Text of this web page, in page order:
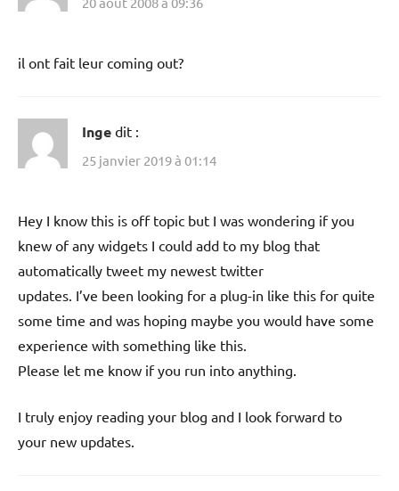
il ont fait leur coming out?
Inge dit :
25 janvier 2019 à 01:14
Hey I know this is off topic but I was wondering if you
knew of any widgets I could add to my blog that
automatically tweet my newest twitter
updates. I’ve been looking for a plug-in like this for quite
some time and was hoping maybe you would have some
experience with something like this.
Please let me know if you run into anything.
I truly enjoy reading your blog and I look forward to
your new updates.